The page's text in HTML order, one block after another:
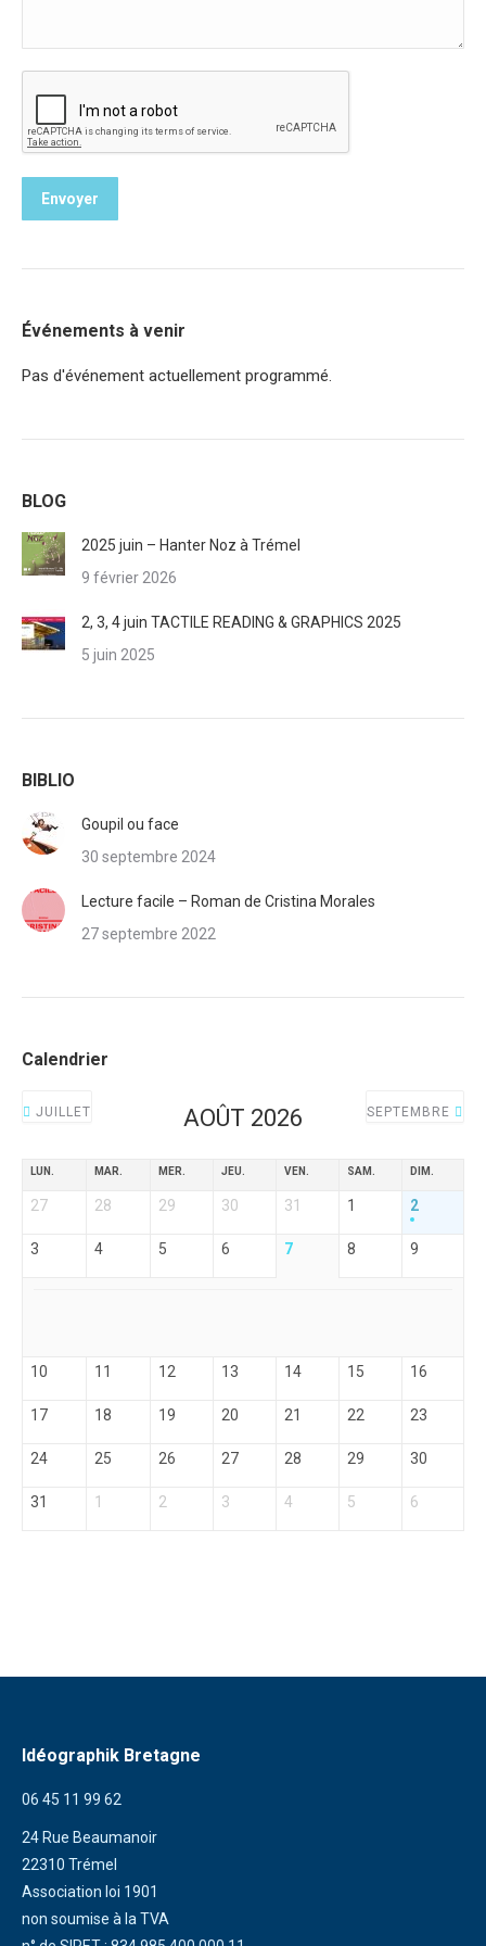
Envoyer
Événements à venir
Pas d'événement actuellement programmé.
BLOG
2025 juin – Hanter Noz à Trémel
9 février 2026
2, 3, 4 juin TACTILE READING & GRAPHICS 2025
5 juin 2025
BIBLIO
Goupil ou face
30 septembre 2024
Lecture facile – Roman de Cristina Morales
27 septembre 2022
Calendrier
JUILLET AOÛT 2026 SEPTEMBRE
LUN. MAR. MER. JEU. VEN. SAM. DIM.
27 28 29 30 31 1 2
3 4 5 6 7 8 9
10 11 12 13 14 15 16
17 18 19 20 21 22 23
24 25 26 27 28 29 30
31 1 2 3 4 5 6
Idéographik Bretagne
06 45 11 99 62
24 Rue Beaumanoir
22310 Trémel
Association loi 1901
non soumise à la TVA